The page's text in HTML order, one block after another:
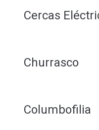
Cercas
Churrasco
Columbofilia